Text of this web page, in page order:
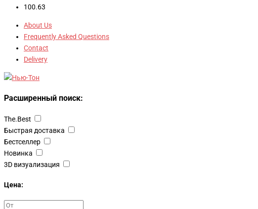
100.63
About Us
Frequently Asked Questions
Contact
Delivery
Расширенный поиск:
The.Best
Быстрая доставка
Бестселлер
Новинка
3D визуализация
Цена: